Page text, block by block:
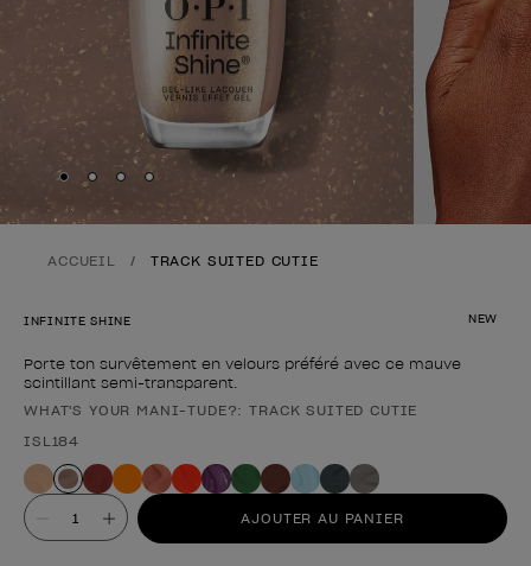
Skip to slide
Skip to slide
Skip to slide
Skip to slide
ACCUEIL TRACK SUITED CUTIE
NEW
INFINITE SHINE
Porte ton survêtement en velours préféré avec ce mauve
scintillant semi-transparent.
Forme du produit
WHAT'S YOUR MANI-TUDE?: TRACK SUITED CUTIE
ISL184
Valeur AJOUTER AU PANIER